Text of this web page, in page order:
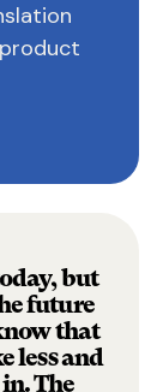
but
future
that
less and
The